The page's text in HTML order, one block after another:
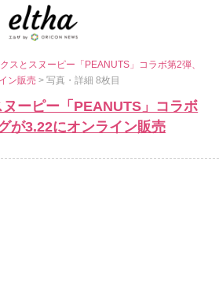
スとスヌーピー「PEANUTS」コラボ第2弾、
ン販売> 写真・詳細 8枚目
ーピー「PEANUTS」コラボ
が3.22にオンライン販売